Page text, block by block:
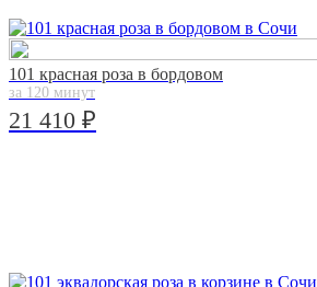
101 красная роза в бордовом
за 120 минут
21 410 ₽